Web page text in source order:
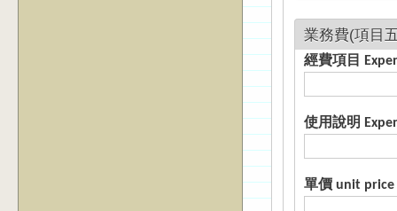
經費項
使用說明
單價 unit price